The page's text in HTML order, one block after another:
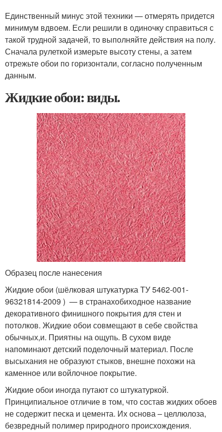
Единственный минус этой техники — отмерять придется
минимум вдвоем. Если решили в одиночку справиться с
такой трудной задачей, то выполняйте действия на полу.
Сначала рулеткой измерьте высоту стены, а затем
отрежьте обои по горизонтали, согласно полученным
данным.
Жидкие обои: виды.
Образец после нанесения
Жидкие обои (шёлковая штукатурка ТУ 5462-001-
96321814-2009 ) — в странахобиходное название
декоративного финишного покрытия для стен и
потолков. Жидкие обои совмещают в себе свойства
обычных,и. Приятны на ощупь. В сухом виде
напоминают детский поделочный материал. После
высыхания не образуют стыков, внешне похожи на
каменное или войлочное покрытие.
Жидкие обои иногда путают со штукатуркой.
Принципиальное отличие в том, что состав жидких обоев
не содержит песка и цемента. Их основа – целлюлоза,
безвредный полимер природного происхождения.